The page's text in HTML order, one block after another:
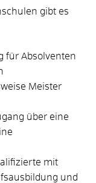
gibt es
für Absolventen
Meister
über eine
mit
und